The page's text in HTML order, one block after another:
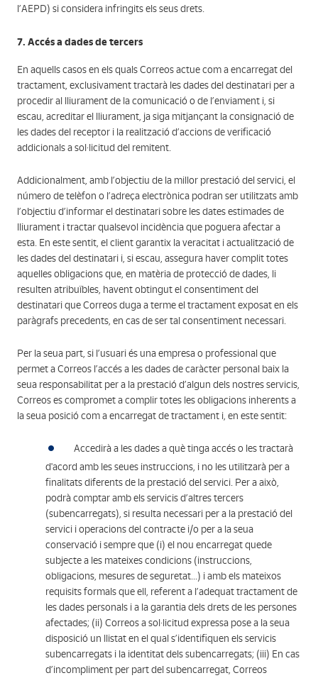
l’AEPD) si considera infringits els seus drets.
7. Accés a dades de tercers
En aquells casos en els quals Correos actue com a encarregat del
tractament, exclusivament tractarà les dades del destinatari per a
procedir al lliurament de la comunicació o de l’enviament i, si
escau, acreditar el lliurament, ja siga mitjançant la consignació de
les dades del receptor i la realització d’accions de verificació
addicionals a sol·licitud del remitent.
Addicionalment, amb l’objectiu de la millor prestació del servici, el
número de telèfon o l’adreça electrònica podran ser utilitzats amb
l’objectiu d’informar el destinatari sobre les dates estimades de
lliurament i tractar qualsevol incidència que poguera afectar a
esta. En este sentit, el client garantix la veracitat i actualització de
les dades del destinatari i, si escau, assegura haver complit totes
aquelles obligacions que, en matèria de protecció de dades, li
resulten atribuïbles, havent obtingut el consentiment del
destinatari que Correos duga a terme el tractament exposat en els
paràgrafs precedents, en cas de ser tal consentiment necessari.
Per la seua part, si l’usuari és una empresa o professional que
permet a Correos l’accés a les dades de caràcter personal baix la
seua responsabilitat per a la prestació d’algun dels nostres servicis,
Correos es compromet a complir totes les obligacions inherents a
la seua posició com a encarregat de tractament i, en este sentit:
Accedirà a les dades a què tinga accés o les tractarà
d'acord amb les seues instruccions, i no les utilitzarà per a
finalitats diferents de la prestació del servici. Per a això,
podrà comptar amb els servicis d’altres tercers
(subencarregats), si resulta necessari per a la prestació del
servici i operacions del contracte i/o per a la seua
conservació i sempre que (i) el nou encarregat quede
subjecte a les mateixes condicions (instruccions,
obligacions, mesures de seguretat...) i amb els mateixos
requisits formals que ell, referent a l’adequat tractament de
les dades personals i a la garantia dels drets de les persones
afectades; (ii) Correos a sol·licitud expressa pose a la seua
disposició un llistat en el qual s’identifiquen els servicis
subencarregats i la identitat dels subencarregats; (iii) En cas
d’incompliment per part del subencarregat, Correos